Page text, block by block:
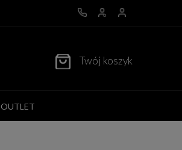
Twój koszyk
OUTLET